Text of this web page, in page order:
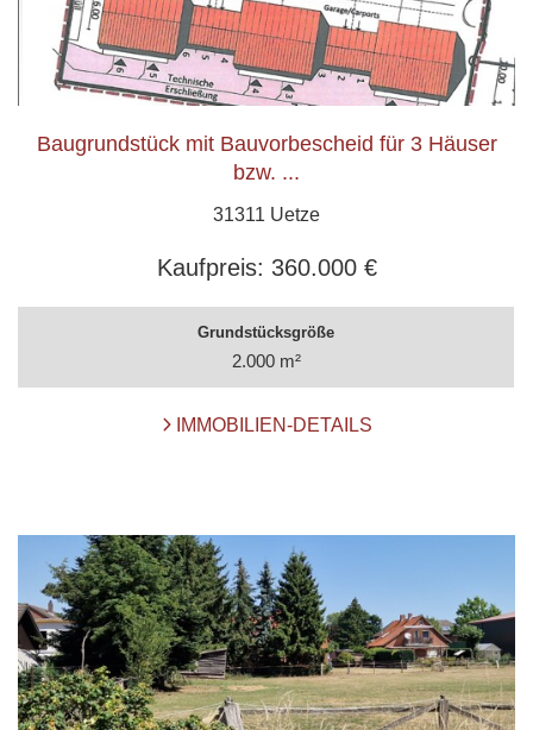
Baugrundstück mit Bauvorbescheid für 3 Häuser
bzw. ...
31311 Uetze
Kaufpreis: 360.000 €
Grundstücksgröße
2.000 m²
IMMOBILIEN-DETAILS